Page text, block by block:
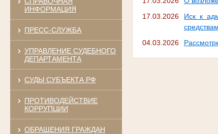
ИНФОРМАЦИЯ
ПРЕСС-СЛУЖБА
УПРАВЛЕНИЕ СУДЕБНОГО
ДЕПАРТАМЕНТА
СУДЫ СУБЪЕКТА РФ
ПРОТИВОДЕЙСТВИЕ
КОРРУПЦИИ
ОБРАЩЕНИЯ ГРАЖДАН
17.03.2026
Иск к
04.03.2026